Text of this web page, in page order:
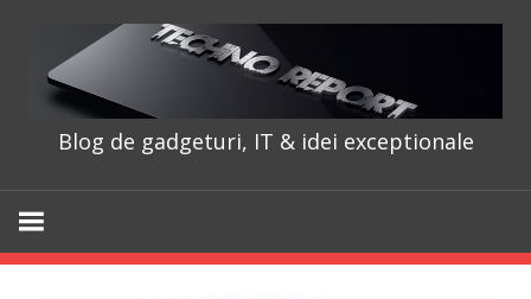
content
Blog de gadgeturi, IT & idei exceptionale